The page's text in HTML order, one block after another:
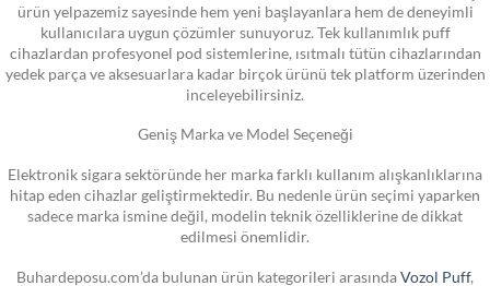
ürün yelpazemiz sayesinde hem yeni başlayanlara hem de deneyimli
kullanıcılara uygun çözümler sunuyoruz. Tek kullanımlık puff
cihazlardan profesyonel pod sistemlerine, ısıtmalı tütün cihazlarından
yedek parça ve aksesuarlara kadar birçok ürünü tek platform üzerinden
inceleyebilirsiniz.
Geniş Marka ve Model Seçeneği
Elektronik sigara sektöründe her marka farklı kullanım alışkanlıklarına
hitap eden cihazlar geliştirmektedir. Bu nedenle ürün seçimi yaparken
sadece marka ismine değil, modelin teknik özelliklerine de dikkat
edilmesi önemlidir.
Buhardeposu.com’da bulunan ürün kategorileri arasındaVozol Puff,